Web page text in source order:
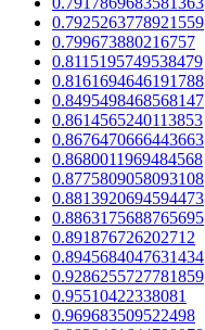
0.7925263778921559
0.799673880216757
0.8115195749538479
0.8161694646191788
0.8495498468568147
0.8614565240113853
0.8676470666443663
0.8680011969484568
0.8775809058093108
0.8813920694594473
0.8863175688765695
0.891876726202712
0.8945684047631434
0.9286255727781859
0.95510422338081
0.969683509522498